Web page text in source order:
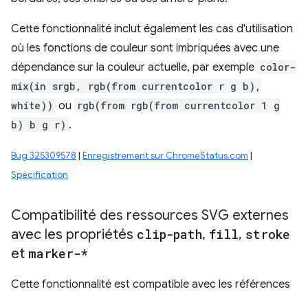
Cette fonctionnalité inclut également les cas d'utilisation
où les fonctions de couleur sont imbriquées avec une
dépendance sur la couleur actuelle, par exemple color-
mix(in srgb, rgb(from currentcolor r g b),
white)) ou rgb(from rgb(from currentcolor 1 g
b) b g r) .
Bug 325309578 | Enregistrement sur ChromeStatus.com |
Spécification
Compatibilité des ressources SVG externes
avec les propriétés clip-path, fill, stroke
et marker-*
Cette fonctionnalité est compatible avec les références